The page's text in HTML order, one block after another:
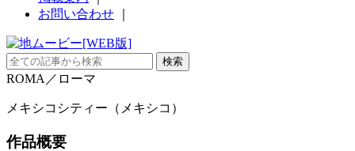
お問い合わせ
ROMA／ローマ
メキシコシティー（メキシコ）
作品概要